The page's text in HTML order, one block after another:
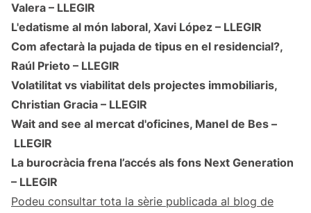
Valera – LLEGIR
L'edatisme al món laboral, Xavi López – LLEGIR
Com afectarà la pujada de tipus en el residencial?,
Raúl Prieto – LLEGIR
Volatilitat vs viabilitat dels projectes immobiliaris,
Christian Gracia – LLEGIR
Wait and see al mercat d'oficines, Manel de Bes –
LLEGIR
La burocràcia frena l’accés als fons Next Generation
– LLEGIR
Podeu consultar tota la sèrie publicada al blog de